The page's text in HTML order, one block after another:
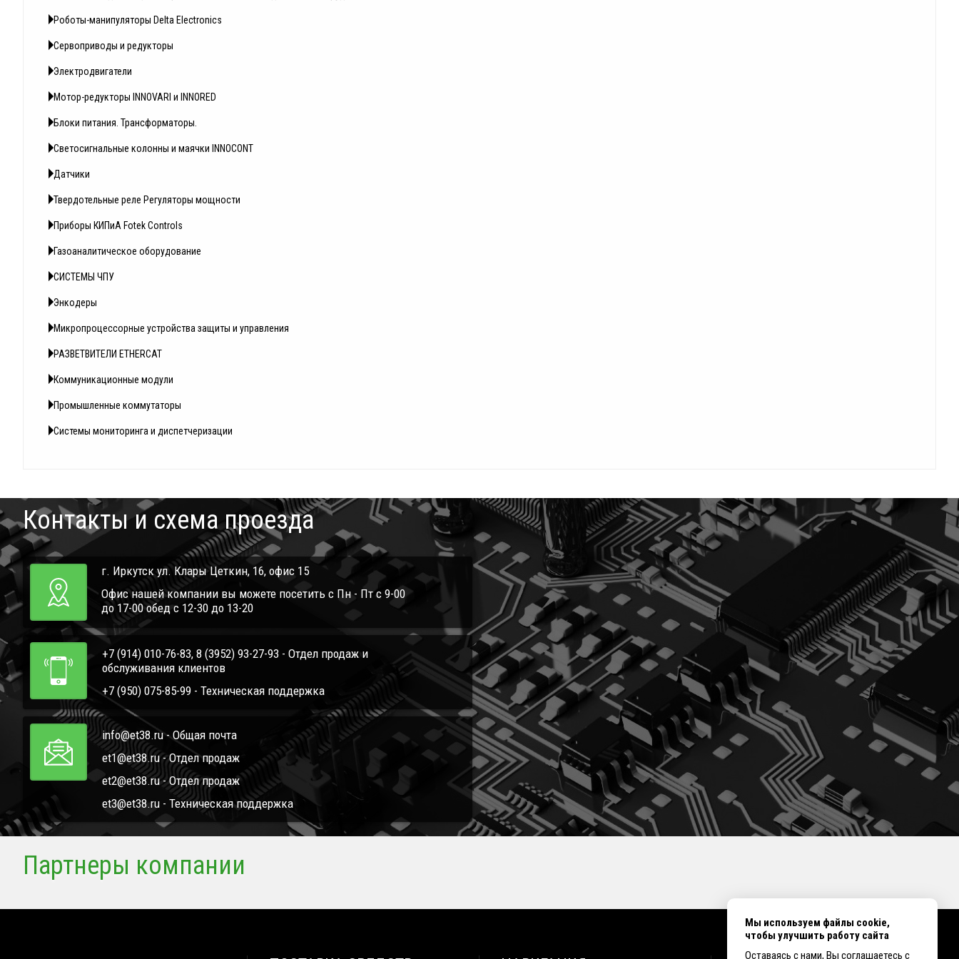
Роботы-манипуляторы Delta Electronics
Сервоприводы и редукторы
Электродвигатели
Мотор-редукторы INNOVARI и INNORED
Блоки питания. Трансформаторы.
Светосигнальные колонны и маячки INNOCONT
Датчики
Твердотельные реле Регуляторы мощности
Приборы КИПиА Fotek Controls
Газоаналитическое оборудование
СИСТЕМЫ ЧПУ
Энкодеры
Микропроцессорные устройства защиты и управления
РАЗВЕТВИТЕЛИ ETHERCAT
Коммуникационные модули
Промышленные коммутаторы
Системы мониторинга и диспетчеризации
Контакты и схема проезда
г. Иркутск ул. Клары Цеткин, 16, офис 15
Офис нашей компании вы можете посетить с Пн - Пт с 9-00
до 17-00 обед с 12-30 до 13-20
+7 (914) 010-76-83, 8 (3952) 93-27-93 - Отдел продаж и
обслуживания клиентов
+7 (950) 075-85-99 - Техническая поддержка
info@et38.ru - Общая почта
et1@et38.ru - Отдел продаж
et2@et38.ru - Отдел продаж
et3@et38.ru - Техническая поддержка
Партнеры компании
Мы используем файлы cookie,
чтобы улучшить работу сайта
Оставаясь с нами, Вы соглашаетесь с